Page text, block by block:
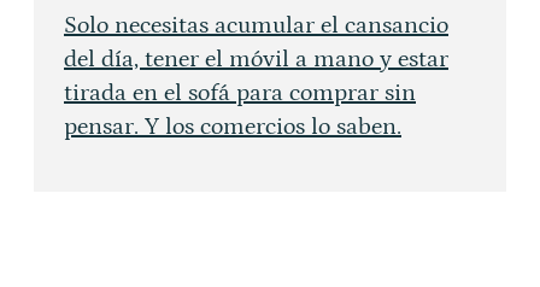
Solo necesitas acumular el cansancio
del día, tener el móvil a mano y estar
tirada en el sofá para comprar sin
pensar. Y los comercios lo saben.